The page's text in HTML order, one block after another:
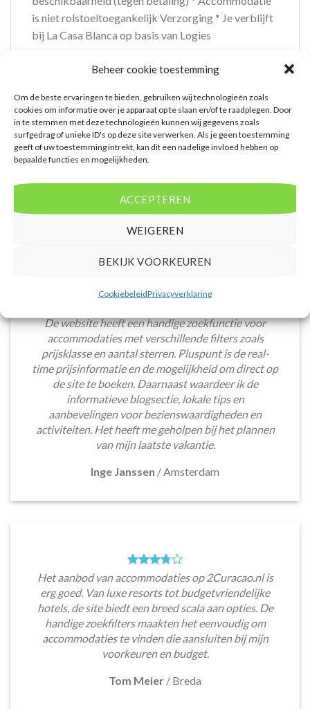
Beheer cookie toestemming
Om de beste ervaringen te bieden, gebruiken wij technologieën zoals
cookies om informatie over je apparaat op te slaan en/of te raadplegen. Door
in te stemmen met deze technologieën kunnen wij gegevens zoals
surfgedrag of unieke ID's op deze site verwerken. Als je geen toestemming
geeft of uw toestemming intrekt, kan dit een nadelige invloed hebben op
bepaalde functies en mogelijkheden.
ACCEPTEREN
WEIGEREN
BEKIJK VOORKEUREN
CookiebeleidPrivacyverklaring
is niet rolstoeltoegankelijk Verzorging * Je verblijft
bij La Casa Blanca op basis van Logies
Extra informatie
Vertrek vanaf AMS
WAT ZE OVER ONS ZEGGEN
De website heeft een handige zoekfunctie voor
accommodaties met verschillende filters zoals
prijsklasse en aantal sterren. Pluspunt is de real-
time prijsinformatie en de mogelijkheid om direct op
de site te boeken. Daarnaast waardeer ik de
informatieve blogsectie, lokale tips en
aanbevelingen voor bezienswaardigheden en
activiteiten. Het heeft me geholpen bij het plannen
van mijn laatste vakantie.
Inge Janssen / Amsterdam
Het aanbod van accommodaties op 2Curacao.nl is
erg goed. Van luxe resorts tot budgetvriendelijke
hotels, de site biedt een breed scala aan opties. De
handige zoekfilters maakten het eenvoudig om
accommodaties te vinden die aansluiten bij mijn
voorkeuren en budget.
Tom Meier / Breda